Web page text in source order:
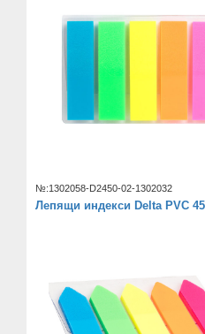
№:1302058-D2450-02-1302032
Лепящи индекси Delta PVC